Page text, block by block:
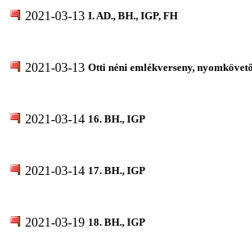
2021-03-13 I. AD., BH., IGP, FH
2021-03-13 Otti néni emlékverseny,
2021-03-14 16. BH., IGP
2021-03-14 17. BH., IGP
2021-03-19 18. BH., IGP